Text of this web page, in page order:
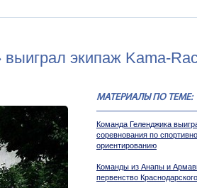
экипаж Kama-
МАТЕРИАЛЫ ПО ТЕМЕ:
Команда Геленджика
соревнования по
ориентированию
Команды из Анапы и
первенство